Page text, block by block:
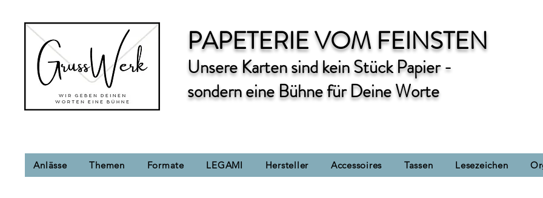
PAPETERIE VOM FEINSTEN
Unsere Karten sind kein Stück Papier -
sondern eine Bühne für Deine Worte
Anlässe Themen Formate LEGAMI Hersteller Accessoires Tassen Lesezeichen